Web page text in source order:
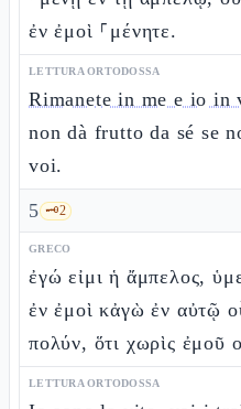
ἐν ἐμοὶ ⸀μένητε.
LETTURA ORTODOSSA
Rimanete in me e io in
non dà frutto da sé se
voi.
5 🗝️2
GRECO
ἐγώ εἰμι ἡ ἄμπελος,
ἐν ἐμοὶ κἀγὼ ἐν αὐτῷ
πολύν, ὅτι χωρὶς ἐμοῦ
LETTURA ORTODOSSA